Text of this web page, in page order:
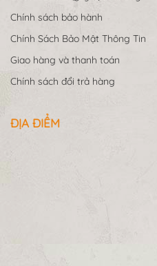
Chính sách bảo hành
Chính Sách Bảo Mật Thông Tin
Giao hàng và thanh toán
Chính sách đổi trả hàng
ĐỊA ĐIỂM